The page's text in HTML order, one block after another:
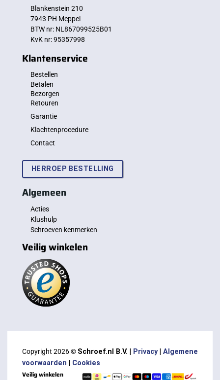
Blankenstein 210
7943 PH Meppel
BTW nr: NL867099525B01
KvK nr: 95357998
Klantenservice
Bestellen
Betalen
Bezorgen
Retouren
Garantie
Klachtenprocedure
Contact
HERROEP BESTELLING
Algemeen
Acties
Klushulp
Schroeven kenmerken
Veilig winkelen
Copyright 2026 © Schroef.nl B.V. | Privacy| Algemene
voorwaarden
Cookies
Veilig winkelen